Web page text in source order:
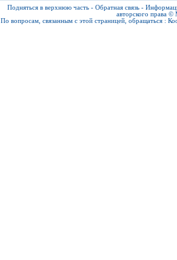
Подняться в верхнюю часть - Обратная связь -
авторского права
По вопросам, связанным с этой страницей, обращаться :